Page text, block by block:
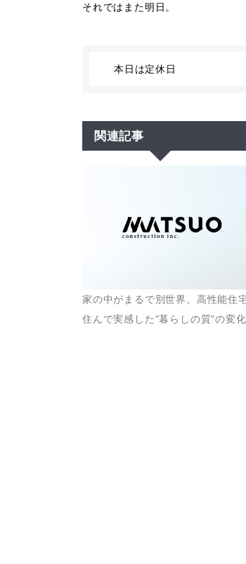
それではまた明日。
本日は定休日
関連記事
家の中がまるで別世界。高性能住
住んで実感した“暮らしの質”の変化